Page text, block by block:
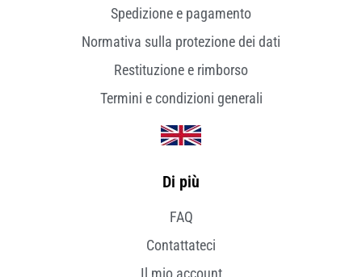
Spedizione e pagamento
Normativa sulla protezione dei dati
Restituzione e rimborso
Termini e condizioni generali
Di più
FAQ
Contattateci
Il mio account